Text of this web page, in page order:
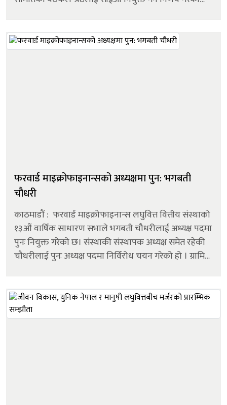
फरवार्ड माइक्रोफाइनान्सको अध्यक्षमा पुन: भगबती
चौधरी
काठमाडौं : फरवार्ड माइक्रोफाइनान्स लघुवित्त वित्तीय संस्थाको
१३औं वार्षिक साधारण सभाले भगबती चौधरीलाई अध्यक्ष पदमा
पुनः नियुक्त गरेको छ। संस्थाकी संस्थापक अध्यक्ष समेत रहेकी
चौधरीलाई पुनः अध्यक्ष पदमा निर्विरोध चयन गरेको हो । ग्रामिण